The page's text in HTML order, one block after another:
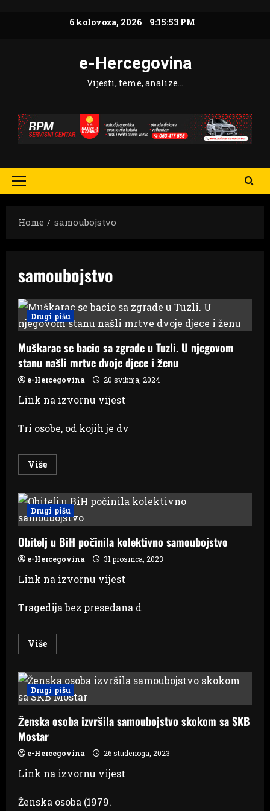
6 kolovoza, 2026 9:15:54 PM
e-Hercegovina
Vijesti, teme, analize…
Primary
Home
samoubojstvo
samoubojstvo
Drugi pišu
Muškarac se bacio sa zgrade u Tuzli. U njegovom
stanu našli mrtve dvoje djece i ženu
e-Hercegovina 20 svibnja, 2024
Link na izvornu vijest
Tri osobe, od kojih je dv
VišeRead
more
se
bacio
sa
zgrade
Tuzli.
U
njegovom
stanu
našli
mrtve
i
ženu
Drugi pišu
Obitelj u BiH počinila kolektivno samoubojstvo
e-Hercegovina 31 prosinca, 2023
Link na izvornu vijest
Tragedija bez presedana d
VišeRead
more
u
BiH
počinila
kolektivno
Drugi pišu
Ženska osoba izvršila samoubojstvo skokom sa SKB
Mostar
e-Hercegovina 26 studenoga, 2023
Link na izvornu vijest
Ženska osoba (1979.